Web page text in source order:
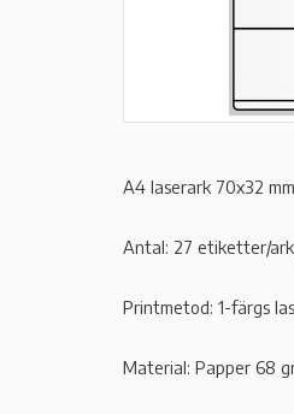
A4 laserark 70x32
Antal: 27 etiketter/
Printmetod: 1-färgs
Material: Papper 68